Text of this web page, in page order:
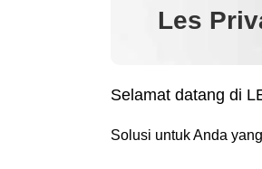
Les
Selamat datang di
Solusi untuk Anda